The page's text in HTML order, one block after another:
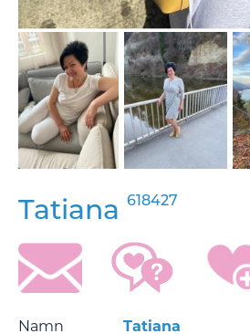
Tatiana 618427
Namn
Tatiana